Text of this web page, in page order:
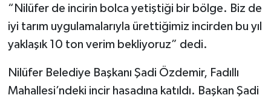
“Nilüfer de incirin bolca yetiştiği bir bölge. Biz de
iyi tarım uygulamalarıyla ürettiğimiz incirden bu yıl
yaklaşık 10 ton verim bekliyoruz” dedi.
Nilüfer Belediye Başkanı Şadi Özdemir, Fadıllı
Mahallesi’ndeki incir hasadına katıldı. Başkan Şadi